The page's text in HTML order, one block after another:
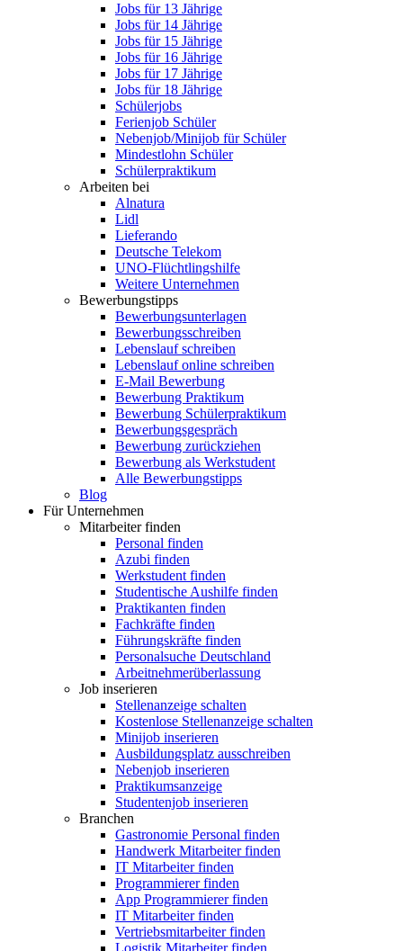
Jobs für 13 Jährige
Jobs für 14 Jährige
Jobs für 15 Jährige
Jobs für 16 Jährige
Jobs für 17 Jährige
Jobs für 18 Jährige
Schülerjobs
Ferienjob Schüler
Nebenjob/Minijob für Schüler
Mindestlohn Schüler
Schülerpraktikum
Arbeiten bei
Alnatura
Lidl
Lieferando
Deutsche Telekom
UNO-Flüchtlingshilfe
Weitere Unternehmen
Bewerbungstipps
Bewerbungsunterlagen
Bewerbungsschreiben
Lebenslauf schreiben
Lebenslauf online schreiben
E-Mail Bewerbung
Bewerbung Praktikum
Bewerbung Schülerpraktikum
Bewerbungsgespräch
Bewerbung zurückziehen
Bewerbung als Werkstudent
Alle Bewerbungstipps
Blog
Für Unternehmen
Mitarbeiter finden
Personal finden
Azubi finden
Werkstudent finden
Studentische Aushilfe finden
Praktikanten finden
Fachkräfte finden
Führungskräfte finden
Personalsuche Deutschland
Arbeitnehmerüberlassung
Job inserieren
Stellenanzeige schalten
Kostenlose Stellenanzeige schalten
Minijob inserieren
Ausbildungsplatz ausschreiben
Nebenjob inserieren
Praktikumsanzeige
Studentenjob inserieren
Branchen
Gastronomie Personal finden
Handwerk Mitarbeiter finden
IT Mitarbeiter finden
Programmierer finden
App Programmierer finden
IT Mitarbeiter finden
Vertriebsmitarbeiter finden
Logistik Mitarbeiter finden